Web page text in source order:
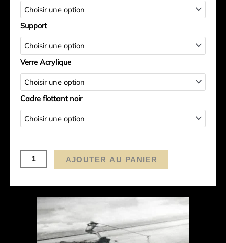
Support
Verre Acrylique
Cadre flottant noir
Chavanettes
d'Automne
(Suisse)
AJOUTER AU PANIER